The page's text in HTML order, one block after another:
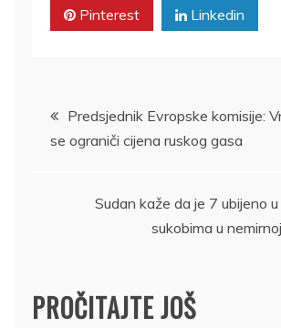
Pinterest Linkedin
Kretanje
članka
Predsjednik Evropske komisije:
se ograniči cijena ruskog gasa
Sudan kaže da je 7 ubijeno
sukobima u
PROČITAJTE JOŠ